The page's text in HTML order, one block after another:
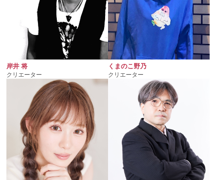
岸井 将
クリエーター
くまのこ野乃
クリエーター